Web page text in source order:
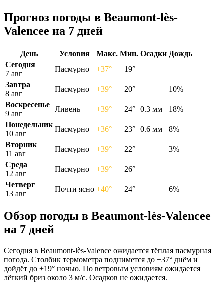
Прогноз погоды в Beaumont-lès-
Valenceе на 7 дней
День Условия Макс. Мин. Осадки Дождь
Сегодня
7 авг
Пасмурно +37° +19° —
—
Завтра
8 авг
Пасмурно +39° +20° —
10%
Воскресенье
9 авг
Ливень +39° +24° 0.3 мм
18%
Понедельник
10 авг
Пасмурно +36° +23° 0.6 мм
8%
Вторник
11 авг
Пасмурно +39° +22° —
3%
Среда
12 авг
Пасмурно +39° +26° —
—
Четверг
13 авг
Почти ясно +40° +24° — 6%
Обзор погоды в Beaumont-lès-Valenceе
на 7 дней
Сегодня в Beaumont-lès-Valence ожидается тёплая пасмурная
погода. Столбик термометра поднимется до +37° днём и
дойдёт до +19° ночью. По ветровым условиям ожидается
лёгкий бриз около 3 м/с. Осадков не ожидается.